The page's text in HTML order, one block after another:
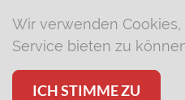
Wir verwenden
Service bieten zu
ICH STIMME ZU